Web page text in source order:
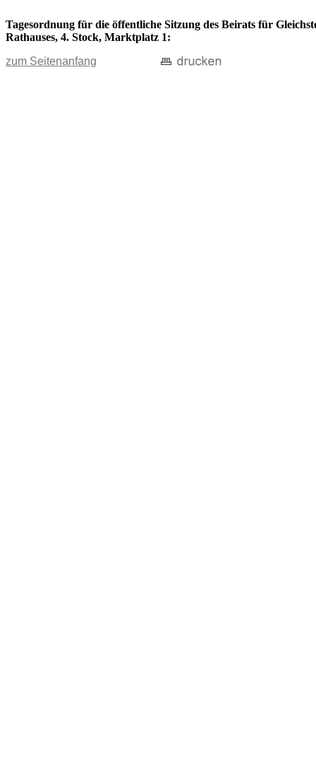
Tagesordnung für die öffentliche Sitzung des Beirats für
Rathauses, 4. Stock, Marktplatz 1:
zum Seitenanfang